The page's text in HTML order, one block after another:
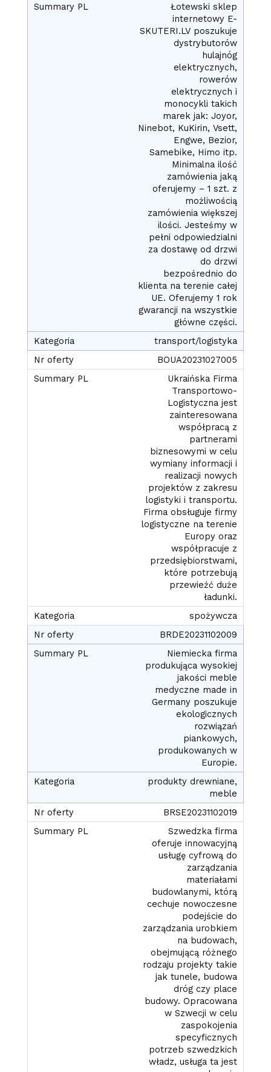
Łotewski sklep
internetowy E-
SKUTERI.LV poszukuje
dystrybutorów
hulajnóg
elektrycznych,
rowerów
elektrycznych i
monocykli takich
marek jak: Joyor,
Ninebot, KuKirin, Vsett,
Engwe, Bezior,
Samebike, Himo itp.
Minimalna ilość
zamówienia jaką
oferujemy – 1 szt. z
możliwością
zamówienia większej
ilości. Jesteśmy w
pełni odpowiedzialni
za dostawę od drzwi
do drzwi
bezpośrednio do
klienta na terenie całej
UE. Oferujemy 1 rok
gwarancji na wszystkie
główne części.
transport/logistyka
BOUA20231027005
Ukraińska Firma
Transportowo-
Logistyczna jest
zainteresowana
współpracą z
partnerami
biznesowymi w celu
wymiany informacji i
realizacji nowych
projektów z zakresu
logistyki i transportu.
Firma obsługuje firmy
logistyczne na terenie
Europy oraz
współpracuje z
przedsiębiorstwami,
które potrzebują
przewieźć duże
ładunki.
spożywcza
BRDE20231102009
Niemiecka firma
produkująca wysokiej
jakości meble
medyczne made in
Germany poszukuje
ekologicznych
rozwiązań
piankowych,
produkowanych w
Europie.
produkty drewniane,
meble
BRSE20231102019
Szwedzka firma
oferuje innowacyjną
usługę cyfrową do
zarządzania
materiałami
budowlanymi, którą
cechuje nowoczesne
podejście do
zarządzania urobkiem
na budowach,
obejmującą różnego
rodzaju projekty takie
jak tunele, budowa
dróg czy place
budowy. Opracowana
w Szwecji w celu
zaspokojenia
specyficznych
potrzeb szwedzkich
władz, usługa ta jest